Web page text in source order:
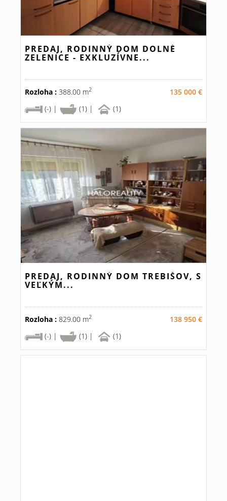
PREDAJ, RODINNÝ DOM DOLNÉ
ZELENICE - EXKLUZÍVNE...
Rozloha : 388.00 m2
135 000 €
(-) |
(1) | (1)
PREDAJ, RODINNÝ DOM TREBIŠOV, S
VEĽKÝM...
Rozloha : 829.00 m2
138 950 €
(-) |
(1) | (1)